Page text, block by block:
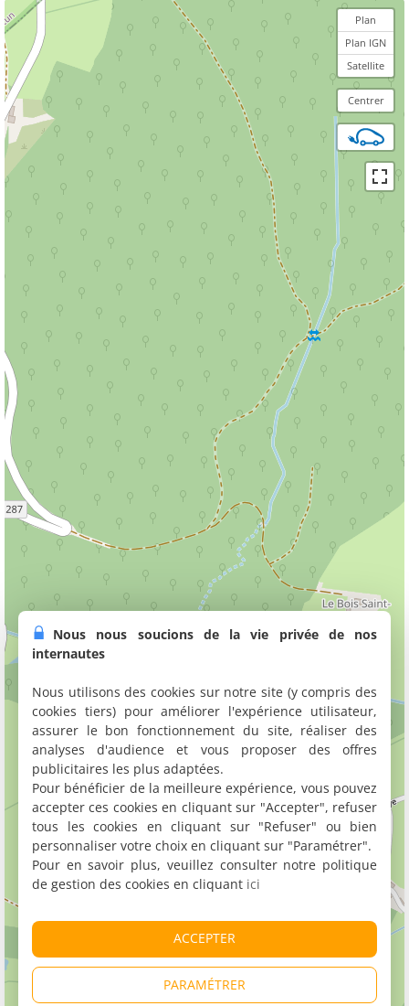
Plan
Plan IGN
Satellite
Centrer
Nous nous soucions de la vie privée de nos
internautes
Nous utilisons des cookies sur notre site (y compris des
cookies tiers) pour améliorer l'expérience utilisateur,
assurer le bon fonctionnement du site, réaliser des
analyses d'audience et vous proposer des offres
publicitaires les plus adaptées.
Pour bénéficier de la meilleure expérience, vous pouvez
accepter ces cookies en cliquant sur "Accepter", refuser
tous les cookies en cliquant sur "Refuser" ou bien
personnaliser votre choix en cliquant sur "Paramétrer".
Pour en savoir plus, veuillez consulter notre politique
de gestion des cookies en cliquant ici
ACCEPTER
PARAMÉTRER